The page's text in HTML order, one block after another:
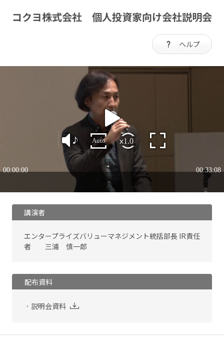
コクヨ株式会社 個人投資家向け会社説明会
ヘルプ
講演者
エンタープライズバリューマネジメント統括部長 IR責任
者 三浦 慎一郎
配布資料
説明会資料